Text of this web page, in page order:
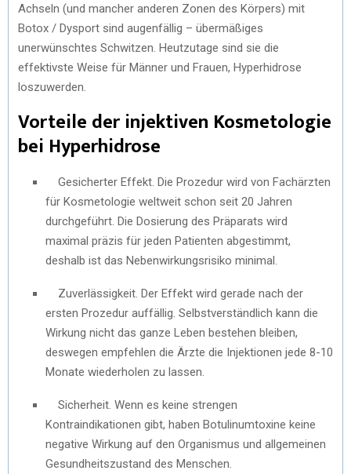
Achseln (und mancher anderen Zonen des Körpers) mit
Botox / Dysport sind augenfällig – übermäßiges
unerwünschtes Schwitzen. Heutzutage sind sie die
effektivste Weise für Männer und Frauen, Hyperhidrose
loszuwerden.
Vorteile der injektiven Kosmetologie
bei Hyperhidrose
Gesicherter Effekt. Die Prozedur wird von Fachärzten
für Kosmetologie weltweit schon seit 20 Jahren
durchgeführt. Die Dosierung des Präparats wird
maximal präzis für jeden Patienten abgestimmt,
deshalb ist das Nebenwirkungsrisiko minimal.
Zuverlässigkeit. Der Effekt wird gerade nach der
ersten Prozedur auffällig. Selbstverständlich kann die
Wirkung nicht das ganze Leben bestehen bleiben,
deswegen empfehlen die Ärzte die Injektionen jede 8-10
Monate wiederholen zu lassen.
Sicherheit. Wenn es keine strengen
Kontraindikationen gibt, haben Botulinumtoxine keine
negative Wirkung auf den Organismus und allgemeinen
Gesundheitszustand des Menschen.